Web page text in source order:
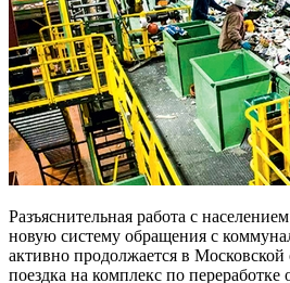
Разъяснительная работа с
новую систему обращения с
активно продолжается в Московской
поездка на комплекс по